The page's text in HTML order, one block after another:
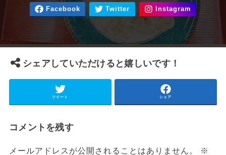
シェアしていただけると嬉しいです！
ツイート シェア
コメントを残す
メールアドレスが公開されることはありません。
※